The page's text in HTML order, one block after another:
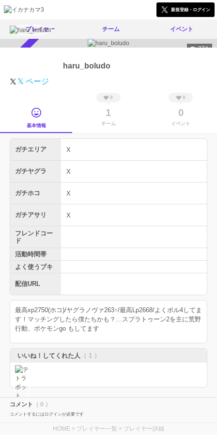
新規登録・ログイン
プレイヤー チーム イベント
374
haru_boludo
𝕏 ページ
基本情報
0
1
チーム
0
0
イベント
ガチエリア X
ガチヤグラ X
ガチホコ X
ガチアサリ X
フレンドコー
ド
活動時間帯
よく使うブキ
配信URL
最高xp2750(ホコ)/ヤグラノヴァ263↑/最高Lp2668/よくボル4してま
す！マッチングしたら僕たちかも？…スプラトゥーン2を主に荒野
行動、ポケモンgo もしてます
いいね！してくれた人 （ 1 ）
コメント （ 0 ）
コメントするにはログインが必要です
HOME > プレイヤー一覧 > プレイヤー詳細